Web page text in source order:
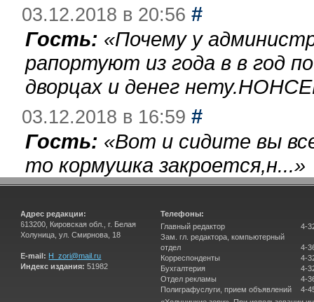
03.12.2018 в 20:56 #
Гость: «Почему у
рапортуют из года в в год
дворцах и денег
03.12.2018 в 16:59 #
Гость: «Вот и сидите вы
то кормушка закроется,н...»
Адрес редакции:
613200, Кировская обл., г. Белая
Холуница, ул. Смирнова, 18
E-mail: H_zori@mail.ru
Индекс издания: 51982
Телефоны:
Главный редактор
Зам. гл. редактора, компьютерный
отдел
Корреспонденты
Бухгалтерия
Отдел рекламы
Полиграфуслуги, прием объявлений
4-
4-
4-
4-
4-
4-